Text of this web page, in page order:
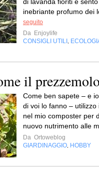
inebriante profumo dei
seguito
Da Enjoylife
CONSIGLI UTILI
il
Come ben sapete – e
di voi lo fanno –
nel mio composter per
nuovo nutrimento alle
Da Ortoweblog
GIARDINAGGIO HOBBY